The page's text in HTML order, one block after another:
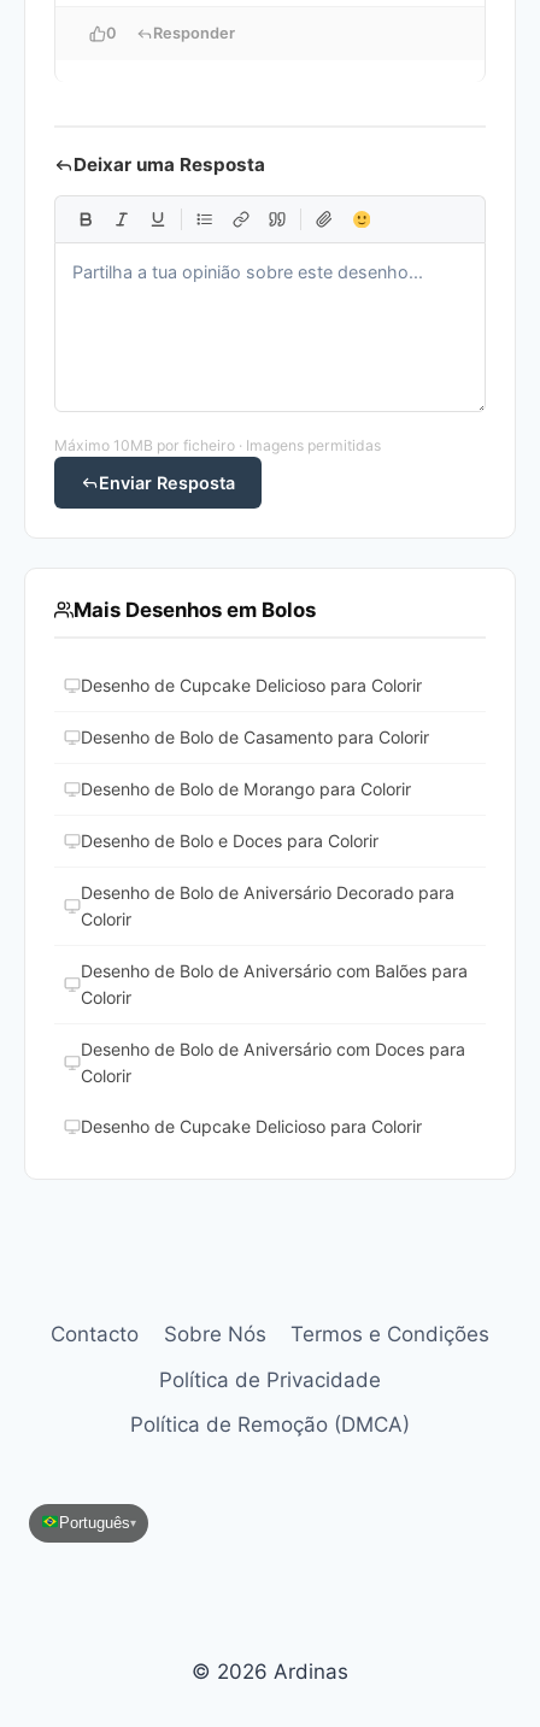
0 Responder
Deixar uma Resposta
Máximo 10MB por ficheiro · Imagens permitidas
Enviar Resposta
Mais Desenhos em Bolos
Desenho de Cupcake Delicioso para Colorir
Desenho de Bolo de Casamento para Colorir
Desenho de Bolo de Morango para Colorir
Desenho de Bolo e Doces para Colorir
Desenho de Bolo de Aniversário Decorado para
Colorir
Desenho de Bolo de Aniversário com Balões para
Colorir
Desenho de Bolo de Aniversário com Doces para
Colorir
Desenho de Cupcake Delicioso para Colorir
Contacto Sobre Nós
Termos e Condições
Política de Privacidade
Política de Remoção (DMCA)
Português▾
© 2026 Ardinas